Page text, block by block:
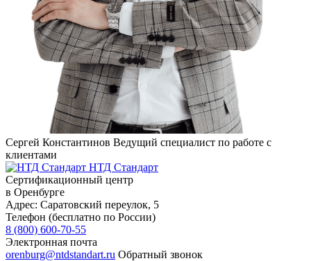
Сергей Константинов Ведущий специалист по работе с
клиентами
НТД Стандарт
Сертификационный центр
в Оренбурге
Адрес: Саратовский переулок, 5
Телефон (бесплатно по России)
8 (800) 600-70-55
Электронная почта
orenburg@ntdstandart.ru Обратный звонок